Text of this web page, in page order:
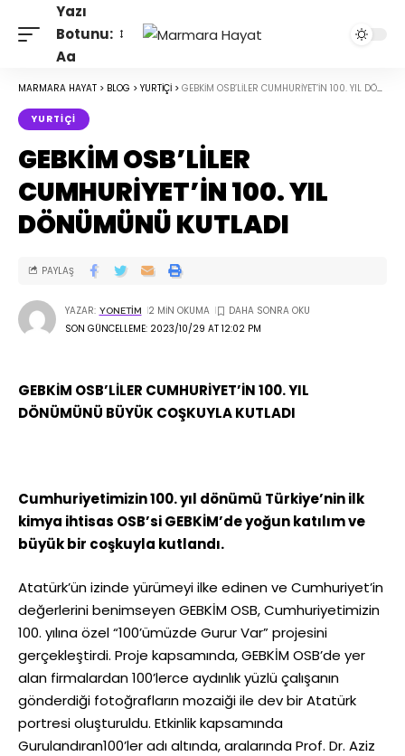
Yazı
Botunu:
Aa
MARMARA HAYAT > BLOG > YURTIÇI > GEBKİM OSB’LİLER CUMHURİYET’İN 100. YIL DÖNÜMÜNÜ KUTLADI
YURTIÇI
GEBKİM OSB’LİLER
CUMHURİYET’İN 100. YIL
DÖNÜMÜNÜ KUTLADI
SON GÜNCELLEME: 2023/10/29 AT 12:02 PM
YAZAR: YONETIM 2 MIN OKUMA
PAYLAŞ
GEBKİM OSB’LİLER CUMHURİYET’İN 100. YIL
DÖNÜMÜNÜ BÜYÜK COŞKUYLA KUTLADI
Cumhuriyetimizin 100. yıl dönümü Türkiye’nin ilk
kimya ihtisas OSB’si GEBKİM’de yoğun katılım ve
büyük bir coşkuyla kutlandı.
Atatürk’ün izinde yürümeyi ilke edinen ve Cumhuriyet’in
değerlerini benimseyen GEBKİM OSB, Cumhuriyetimizin
100. yılına özel “100’ümüzde Gurur Var” projesini
gerçekleştirdi. Proje kapsamında, GEBKİM OSB’de yer
alan firmalardan 100’lerce aydınlık yüzlü çalışanın
gönderdiği fotoğrafların mozaiği ile dev bir Atatürk
portresi oluşturuldu. Etkinlik kapsamında
Gurulandıran100’ler adı altında, aralarında Prof. Dr. Aziz